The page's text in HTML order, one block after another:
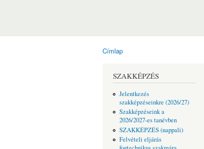
Címlap
SZAKKÉPZÉS
Jelentkezés
szakképzéseinkre (2026/27)
Szakképzéseink a
2026/2027-es tanévben
SZAKKÉPZÉS (nappali)
Felvételi eljárás